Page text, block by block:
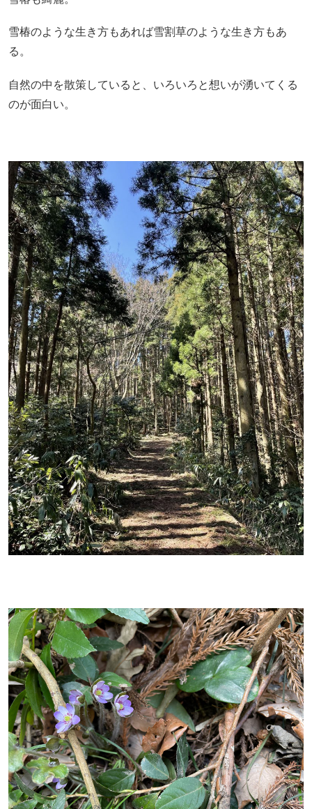
雪椿のような生き方もあれば雪割草のような生き方もあ
る。
自然の中を散策していると、いろいろと想いが湧いてくる
のが面白い。